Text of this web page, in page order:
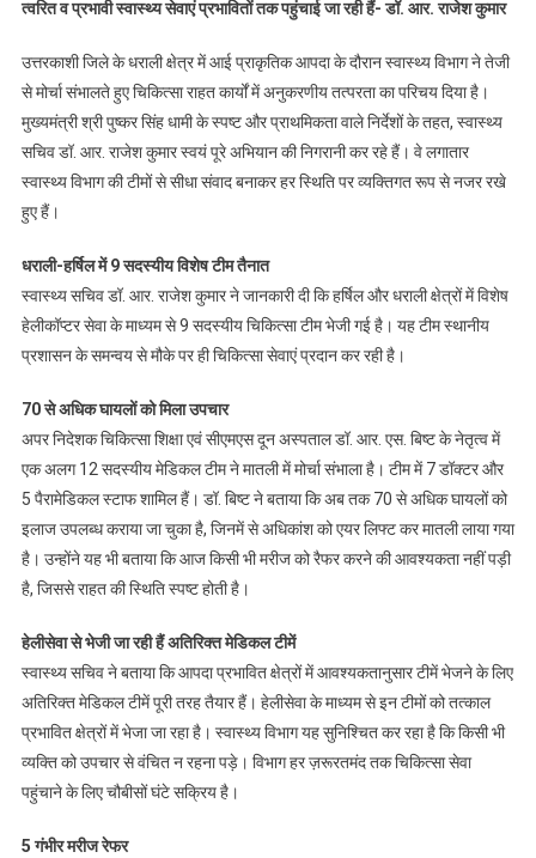
त्वरित व प्रभावी स्वास्थ्य सेवाएं प्रभावितों तक पहुंचाई जा रही हैं- डॉ. आर. राजेश कुमार
उत्तरकाशी जिले के धराली क्षेत्र में आई प्राकृतिक आपदा के दौरान स्वास्थ्य विभाग ने तेजी
से मोर्चा संभालते हुए चिकित्सा राहत कार्यों में अनुकरणीय तत्परता का परिचय दिया है।
मुख्यमंत्री श्री पुष्कर सिंह धामी के स्पष्ट और प्राथमिकता वाले निर्देशों के तहत, स्वास्थ्य
सचिव डॉ. आर. राजेश कुमार स्वयं पूरे अभियान की निगरानी कर रहे हैं। वे लगातार
स्वास्थ्य विभाग की टीमों से सीधा संवाद बनाकर हर स्थिति पर व्यक्तिगत रूप से नजर रखे
हुए हैं।
धराली-हर्षिल में 9 सदस्यीय विशेष टीम तैनात
स्वास्थ्य सचिव डॉ. आर. राजेश कुमार ने जानकारी दी कि हर्षिल और धराली क्षेत्रों में विशेष
हेलीकॉप्टर सेवा के माध्यम से 9 सदस्यीय चिकित्सा टीम भेजी गई है। यह टीम स्थानीय
प्रशासन के समन्वय से मौके पर ही चिकित्सा सेवाएं प्रदान कर रही है।
70 से अधिक घायलों को मिला उपचार
अपर निदेशक चिकित्सा शिक्षा एवं सीएमएस दून अस्पताल डॉ. आर. एस. बिष्ट के नेतृत्व में
एक अलग 12 सदस्यीय मेडिकल टीम ने मातली में मोर्चा संभाला है। टीम में 7 डॉक्टर और
5 पैरामेडिकल स्टाफ शामिल हैं। डॉ. बिष्ट ने बताया कि अब तक 70 से अधिक घायलों को
इलाज उपलब्ध कराया जा चुका है, जिनमें से अधिकांश को एयर लिफ्ट कर मातली लाया गया
है। उन्होंने यह भी बताया कि आज किसी भी मरीज को रैफर करने की आवश्यकता नहीं पड़ी
है, जिससे राहत की स्थिति स्पष्ट होती है।
हेलीसेवा से भेजी जा रही हैं अतिरिक्त मेडिकल टीमें
स्वास्थ्य सचिव ने बताया कि आपदा प्रभावित क्षेत्रों में आवश्यकतानुसार टीमें भेजने के लिए
अतिरिक्त मेडिकल टीमें पूरी तरह तैयार हैं। हेलीसेवा के माध्यम से इन टीमों को तत्काल
प्रभावित क्षेत्रों में भेजा जा रहा है। स्वास्थ्य विभाग यह सुनिश्चित कर रहा है कि किसी भी
व्यक्ति को उपचार से वंचित न रहना पड़े। विभाग हर ज़रूरतमंद तक चिकित्सा सेवा
पहुंचाने के लिए चौबीसों घंटे सक्रिय है।
5 गंभीर मरीज रेफर